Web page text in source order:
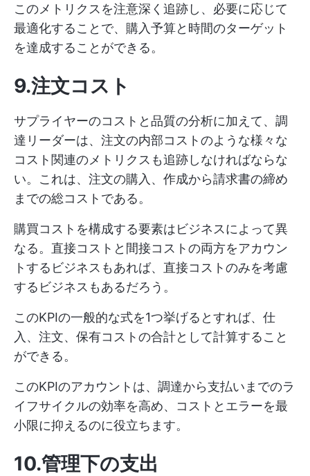
このメトリクスを注意深く追跡し、必要に応じて
最適化することで、購入予算と時間のターゲット
を達成することができる。
9.注文コスト
サプライヤーのコストと品質の分析に加えて、調
達リーダーは、注文の内部コストのような様々な
コスト関連のメトリクスも追跡しなければならな
い。これは、注文の購入、作成から請求書の締め
までの総コストである。
購買コストを構成する要素はビジネスによって異
なる。直接コストと間接コストの両方をアカウン
トするビジネスもあれば、直接コストのみを考慮
するビジネスもあるだろう。
このKPIの一般的な式を1つ挙げるとすれば、仕
入、注文、保有コストの合計として計算すること
ができる。
このKPIのアカウントは、調達から支払いまでのラ
イフサイクルの効率を高め、コストとエラーを最
小限に抑えるのに役立ちます。
10.管理下の支出